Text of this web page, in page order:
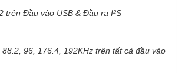
trên Đầu vào USB & Đầu ra I²S
96, 176.4, 192KHz trên tất cả đầu vào